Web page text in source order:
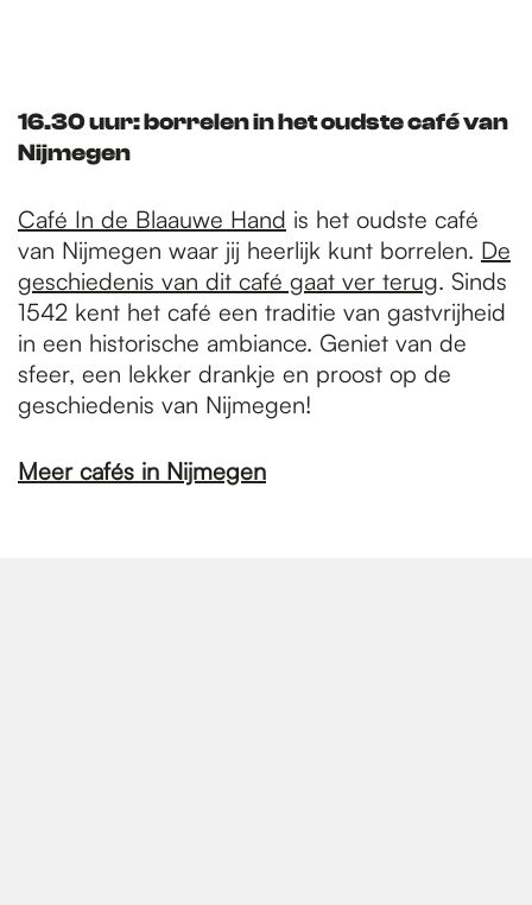
16.30 uur: borrelen in het oudste café van
Nijmegen
Café In de Blaauwe Hand is het oudste café
van Nijmegen waar jij heerlijk kunt borrelen. De
geschiedenis van dit café gaat ver terug. Sinds
1542 kent het café een traditie van gastvrijheid
in een historische ambiance. Geniet van de
sfeer, een lekker drankje en proost op de
geschiedenis van Nijmegen!
Meer cafés in Nijmegen